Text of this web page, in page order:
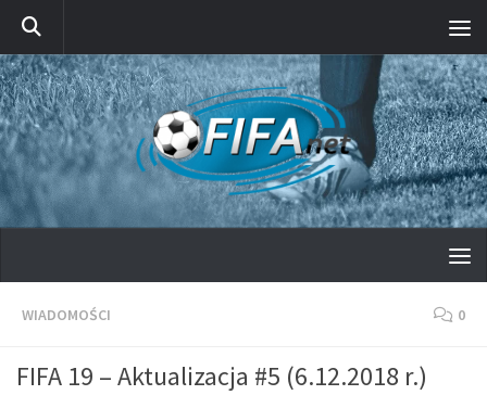
Przeskocz do treści
WIADOMOŚCI 0
FIFA 19 – Aktualizacja #5 (6.12.2018 r.)